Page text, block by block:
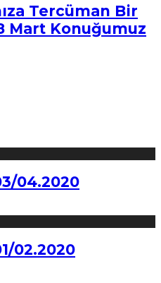
Tercüman Bir
Mart Konuğumuz
04.2020
02.2020